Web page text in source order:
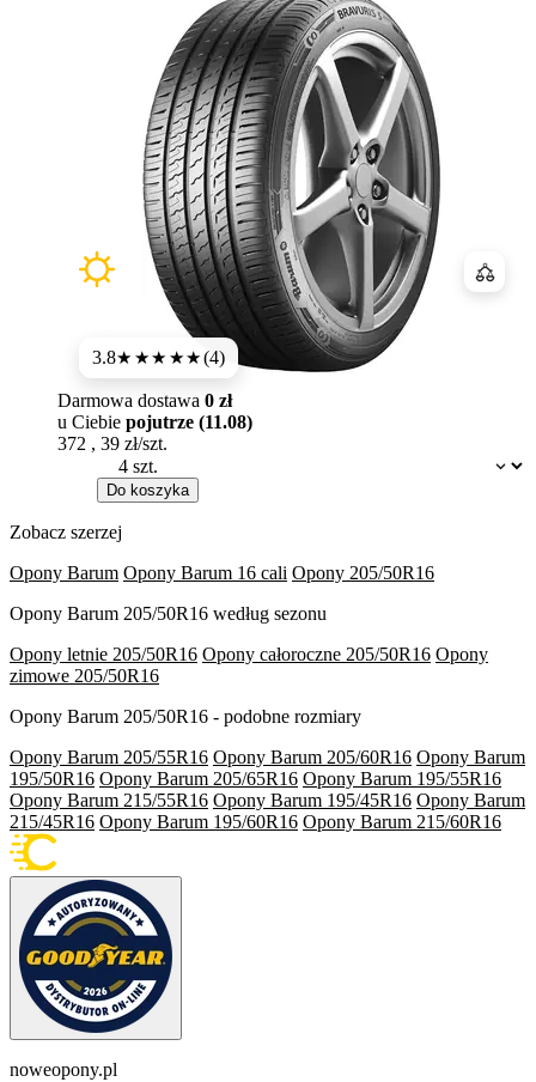
3.8★★★★★(4)
Dostępność:
Darmowa dostawa 0 zł
u Ciebie pojutrze (11.08)
372 , 39 zł/szt.
Do koszyka
Zobacz szerzej
Opony Barum Opony Barum 16 cali Opony 205/50R16
Opony Barum 205/50R16 według sezonu
Opony letnie 205/50R16 Opony całoroczne 205/50R16 Opony
zimowe 205/50R16
Opony Barum 205/50R16 - podobne rozmiary
Opony Barum 205/55R16 Opony Barum 205/60R16 Opony Barum
195/50R16 Opony Barum 205/65R16 Opony Barum 195/55R16
Opony Barum 215/55R16 Opony Barum 195/45R16 Opony Barum
215/45R16 Opony Barum 195/60R16 Opony Barum 215/60R16
noweopony.pl